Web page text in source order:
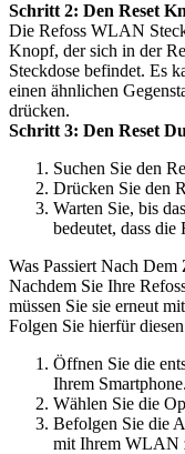
Schritt 2: Den Reset
Die Refoss WLAN
Knopf, der sich in der
Steckdose befindet. Es
einen ähnlichen
drücken.
Schritt 3: Den Reset
Suchen Sie den
Drücken Sie den
Warten Sie, bis
bedeutet, dass
Was Passiert Nach Dem
Nachdem Sie Ihre
müssen Sie sie erneut
Folgen Sie hierfür
Öffnen Sie die
Ihrem Smartphone.
Wählen Sie die
Befolgen Sie die
mit Ihrem WLAN